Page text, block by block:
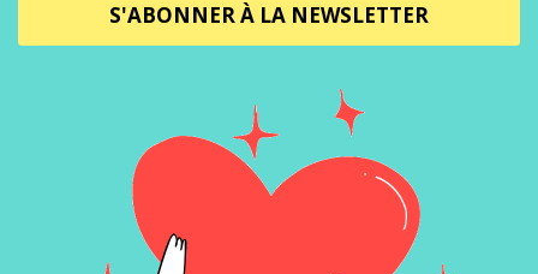
S'ABONNER À LA NEWSLETTER